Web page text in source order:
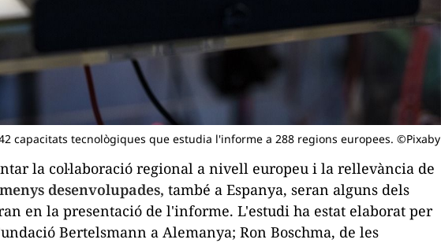
capacitats tecnològiques que estudia l'informe a 288 regions europees. ©Pixaby
la col·laboració regional a nivell europeu i la rellevància de
desenvolupades, també a Espanya, seran alguns dels
en la presentació de l'informe. L'estudi ha estat elaborat per
Bertelsmann a Alemanya; Ron Boschma, de les